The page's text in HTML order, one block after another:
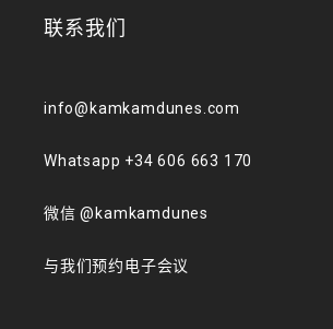
联系我们
info@kamkamdunes.com
Whatsapp +34 606 663 170
微信 @kamkamdunes
与我们预约电子会议